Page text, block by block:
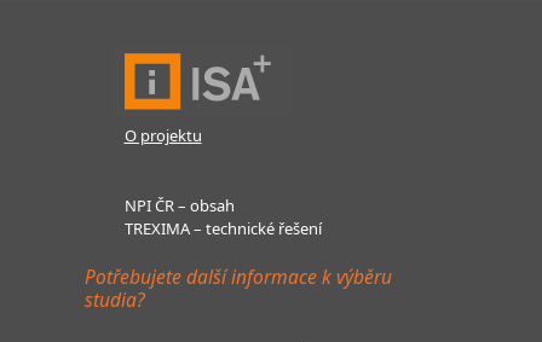
O projektu
NPI ČR – obsah
TREXIMA – technické řešení
Potřebujete další informace k výběru
studia?